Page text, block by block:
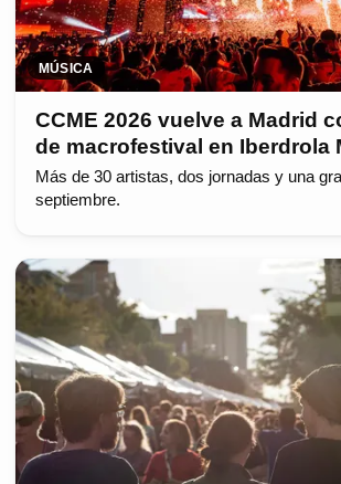
MÚSICA
CCME 2026 vuelve a Madrid
de macrofestival en Iberdrola
Más de 30 artistas, dos jornadas y una
septiembre.